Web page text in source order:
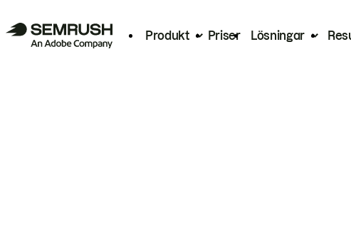
Produkt Priser Lösningar